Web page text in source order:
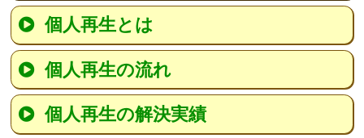
個人再生とは
個人再生の流れ
個人再生の解決実績